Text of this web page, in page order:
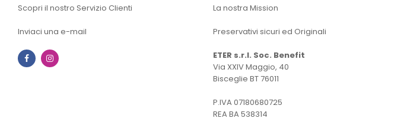
Scopri il nostro Servizio Clienti
Inviaci una e-mail
Facebook
La nostra Mission
Preservativi sicuri ed Originali
ETER s.r.l. Soc. Benefit
Via XXIV Maggio, 40
Bisceglie BT 76011
P.IVA 07180680725
REA BA 538314